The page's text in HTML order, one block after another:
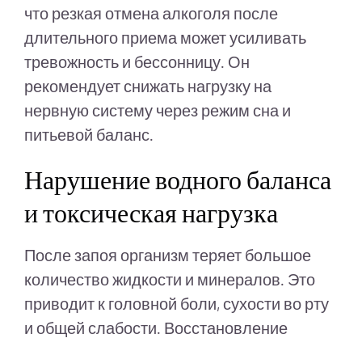
что резкая отмена алкоголя после
длительного приема может усиливать
тревожность и бессонницу. Он
рекомендует снижать нагрузку на
нервную систему через режим сна и
питьевой баланс.
Нарушение водного баланса
и токсическая нагрузка
После запоя организм теряет большое
количество жидкости и минералов. Это
приводит к головной боли, сухости во рту
и общей слабости. Восстановление